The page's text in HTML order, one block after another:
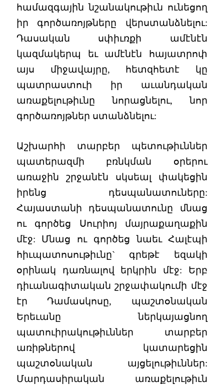
համազգային նշանակութիւն ունեցող
իր գործառոյթները վերստանձնելու:
Դասական սփիւռքի ամէնէն
կազմակերպ եւ ամէնէն հայատրոփ
այս միջավայրը, հետզհետէ կը
պատրաստուի իր աւանդական
առաքելութիւնը նորացնելու, նոր
գործառոյթներ ստանձնելու:
Աշխարհի տարբեր պետութիւններ
պատերազմի բռնկման օրերու
առաջին շրջանէն սկսեալ փակեցին
իրենց դեսպանատուները:
Հայաստանի դեսպանատունը մնաց
ու գործեց Սուրիոյ մայրաքաղաքին
մէջ: Մնաց ու գործեց նաեւ Հալէպի
հիւպատոսութիւնը` գրեթէ եզակի
օրինակ դառնալով երկրին մէջ: Երբ
դիւանագիտական շրջափակումի մէջ
էր Դամասկոսը, պաշտօնական
Երեւանը ներկայացնող
պատուիրակութիւններ տարբեր
առիթներով կատարեցին
պաշտօնական այցելութիւններ:
Մարդասիրական առաքելութիւն